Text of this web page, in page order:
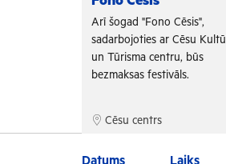
Arī šogad "Fono Cēsis",
sadarbojoties ar Cēsu
un Tūrisma centru, būs
bezmaksas festivāls.
Cēsu centrs
Datums Laiks